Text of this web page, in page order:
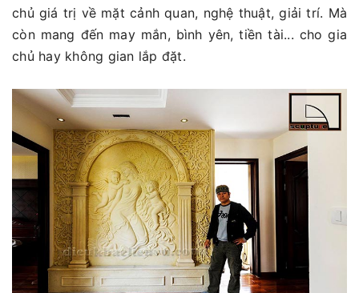
chủ giá trị về mặt cảnh quan, nghệ thuật, giải trí. Mà
còn mang đến may mắn, bình yên, tiền tài... cho gia
chủ hay không gian lắp đặt.